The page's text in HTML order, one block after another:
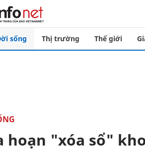
sống Thị trường Thế giới
hoạn "xóa sổ"